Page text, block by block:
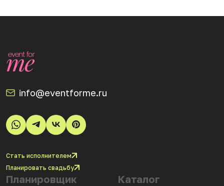
info@eventforme.ru
Стать исполнителем
Планировать свадьбу
Планировщик Каталог